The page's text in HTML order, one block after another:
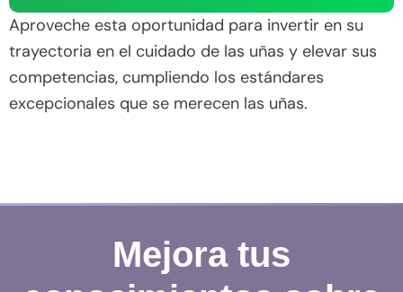
Aproveche esta oportunidad para invertir en su
trayectoria en el cuidado de las uñas y elevar sus
competencias, cumpliendo los estándares
excepcionales que se merecen las uñas.
Mejora tus